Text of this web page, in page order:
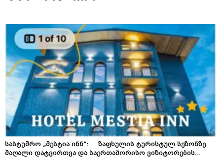
სასტუმრო „მესტია ინნ“: ზაფხულის ტურისტულ სეზონზე
მაღალი დატვირთვა და საერთაშორისო ვიზიტორების...